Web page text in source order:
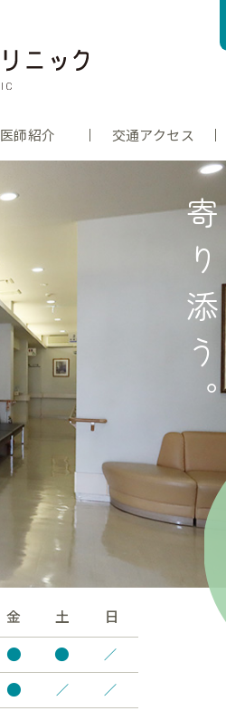
医師紹介 交通アクセス
寄り添う。
金 土
日
● ● ／
● ／ ／